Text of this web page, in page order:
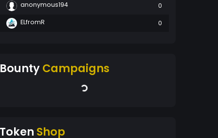
anonymous194
0
ELfromR
0
BountyCampaigns
Token Shop